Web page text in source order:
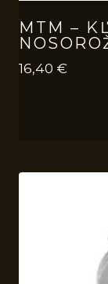
MTM –
16,40 €